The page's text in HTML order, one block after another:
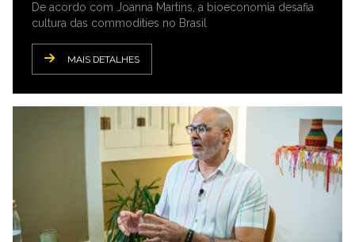
De acordo com Joanna Martins, a bioeconomia desafia
cultura das commodities no Brasil
MAIS DETALHES